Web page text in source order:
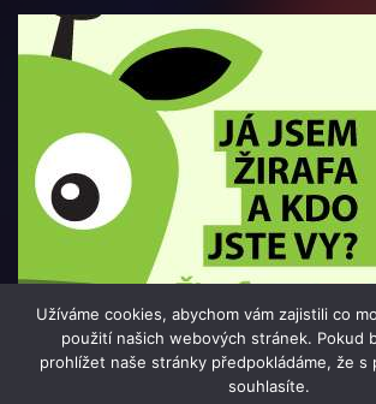
© 2016 - 2025 Info-Press.cz | člen skupiny
Užíváme cookies, abychom vám zajistili co
použití našich webových stránek. Pokud
prohlížet naše stránky předpokládáme, že s
souhlasíte.